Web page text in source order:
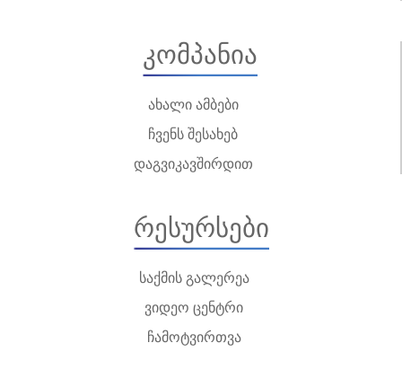
Კომპანია
ახალი ამბები
ჩვენს შესახებ
დაგვიკავშირდით
Რესურსები
საქმის გალერეა
ვიდეო ცენტრი
ჩამოტვირთვა